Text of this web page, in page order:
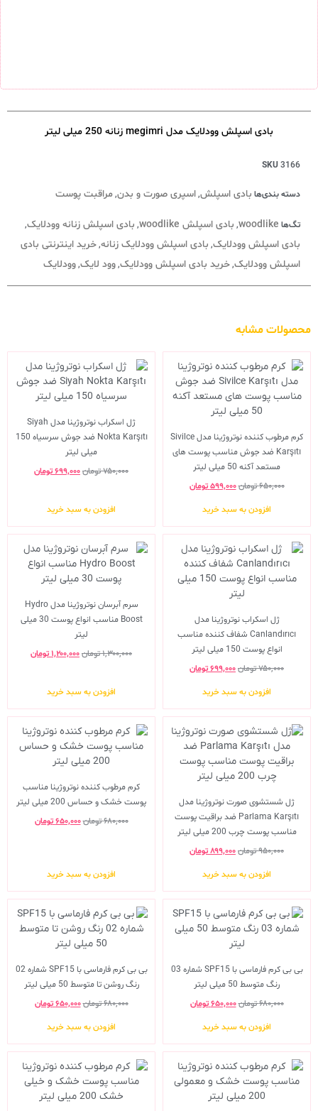
بادی اسپلش وودلایک مدل megimri زنانه 250 میلی لیتر
SKU3166
دسته بندی‌ها بادی اسپلش,اسپری صورت و بدن,مراقبت پوست
تگ‌ها woodlike
, بادی اسپلش woodlike , بادی اسپلش زنانه وودلایک,
بادی اسپلش وودلایک, بادی اسپلش وودلایک زنانه,خرید اینترنتی بادی
اسپلش وودلایک,خرید بادی اسپلش وودلایک,وود لایک,وودلایک
محصولات مشابه
کرم مرطوب کننده نوتروژینا مدل Sivilce
Karşıtı ضد جوش مناسب پوست های
مستعد آکنه 50 میلی لیتر
۶۵۰,۰۰۰تومان۵۹۹,۰۰۰تومان
افزودن به سبد خرید
ژل اسکراب نوتروژینا مدل Siyah
Nokta Karşıtı ضد جوش سرسیاه 150
میلی لیتر
۷۵۰,۰۰۰تومان۶۹۹,۰۰۰تومان
افزودن به سبد خرید
ژل اسکراب نوتروژینا مدل
Canlandırıcı شفاف کننده مناسب
انواع پوست 150 میلی لیتر
۷۵۰,۰۰۰تومان۶۹۹,۰۰۰تومان
افزودن به سبد خرید
سرم آبرسان نوتروژینا مدل Hydro
Boost مناسب انواع پوست 30 میلی
لیتر
۱,۳۰۰,۰۰۰تومان۱,۲۰۰,۰۰۰تومان
افزودن به سبد خرید
ژل شستشوی صورت نوتروژینا مدل
Parlama Karşıtı ضد براقیت پوست
مناسب پوست چرب 200 میلی لیتر
۹۵۰,۰۰۰تومان۸۹۹,۰۰۰تومان
افزودن به سبد خرید
کرم مرطوب کننده نوتروژینا مناسب
پوست خشک و حساس 200 میلی لیتر
۶۸۰,۰۰۰تومان۶۵۰,۰۰۰تومان
افزودن به سبد خرید
بی بی کرم فارماسی با SPF15 شماره 03
رنگ متوسط 50 میلی لیتر
۶۸۰,۰۰۰تومان۶۵۰,۰۰۰تومان
افزودن به سبد خرید
بی بی کرم فارماسی با SPF15 شماره 02
رنگ روشن تا متوسط 50 میلی لیتر
۶۸۰,۰۰۰تومان۶۵۰,۰۰۰تومان
افزودن به سبد خرید